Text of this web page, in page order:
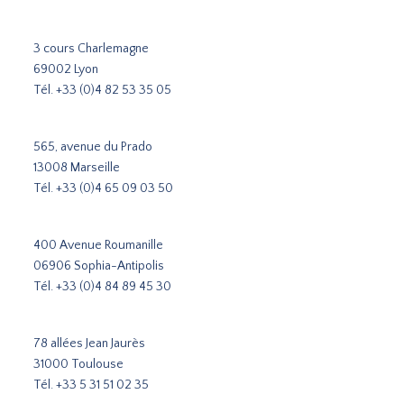
3 cours Charlemagne
69002 Lyon
Tél.+33 (0)4 82 53 35 05
565, avenue du Prado
13008 Marseille
Tél.+33 (0)4 65 09 03 50
400 Avenue Roumanille
06906 Sophia-Antipolis
Tél.+33 (0)4 84 89 45 30
78 allées Jean Jaurès
31000 Toulouse
Tél.+33 5 31 51 02 35